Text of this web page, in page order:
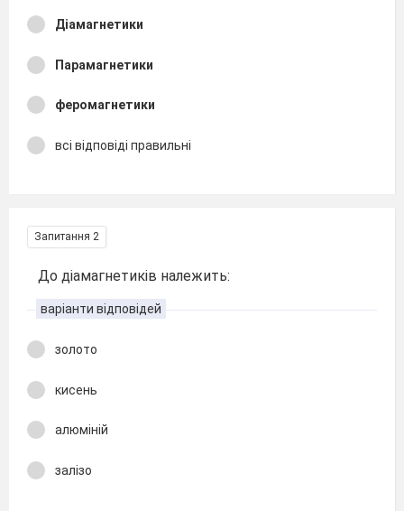
Діамагнетики
Парамагнетики
феромагнетики
всі відповіді правильні
Запитання 2
До діамагнетиків належить:
варіанти відповідей
золото
кисень
алюміній
залізо